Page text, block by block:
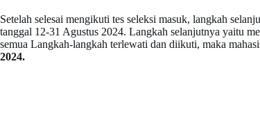
Setelah selesai mengikuti tes seleksi masuk, langkah
tanggal 12-31 Agustus 2024. Langkah selanjutnya yaitu
semua Langkah-langkah terlewati dan diikuti, maka
2024.